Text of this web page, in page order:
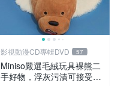
影視動漫CD專輯DVD 57
Miniso嚴選毛絨玩具裸熊二
手好物，浮灰污漬可接受。